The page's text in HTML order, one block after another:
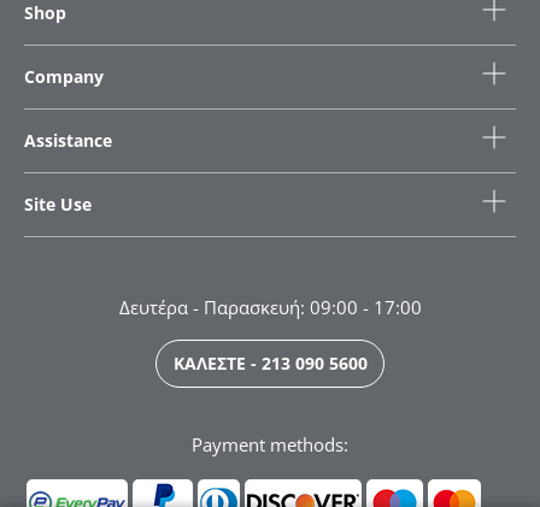
Shop
Company
Assistance
Site Use
Δευτέρα - Παρασκευή: 09:00 - 17:00
ΚΑΛΕΣΤΕ - 213 090 5600
Payment methods: